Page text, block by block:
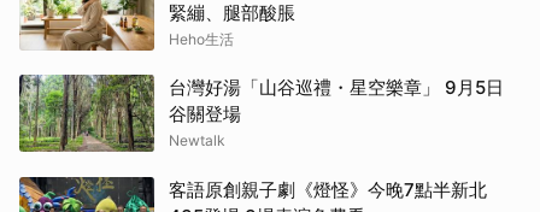
緊繃、腿部酸脹
Heho生活
台灣好湯「山谷巡禮・星空樂章」 9月5日
谷關登場
Newtalk
客語原創親子劇《燈怪》今晚7點半新北